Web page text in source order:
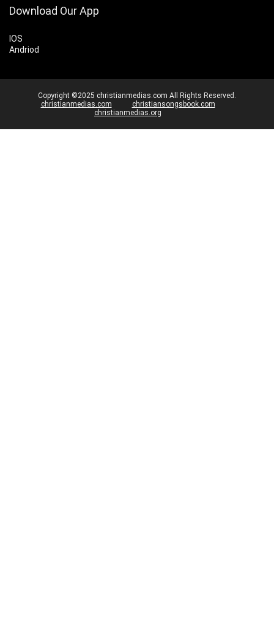
Download Our App
IOS
Andriod
Copyright ©2025 christianmedias.com All Rights Reserved.
christianmedias.com
christiansongsbook.com
christianmedias.org